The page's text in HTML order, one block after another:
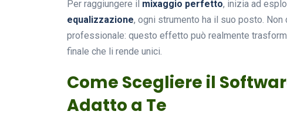
Per raggiungere il mixaggio perfetto, inizia ad
equalizzazione, ogni strumento ha il suo posto. Non
professionale: questo effetto può realmente
finale che li rende unici.
Come Scegliere il
Adatto a Te